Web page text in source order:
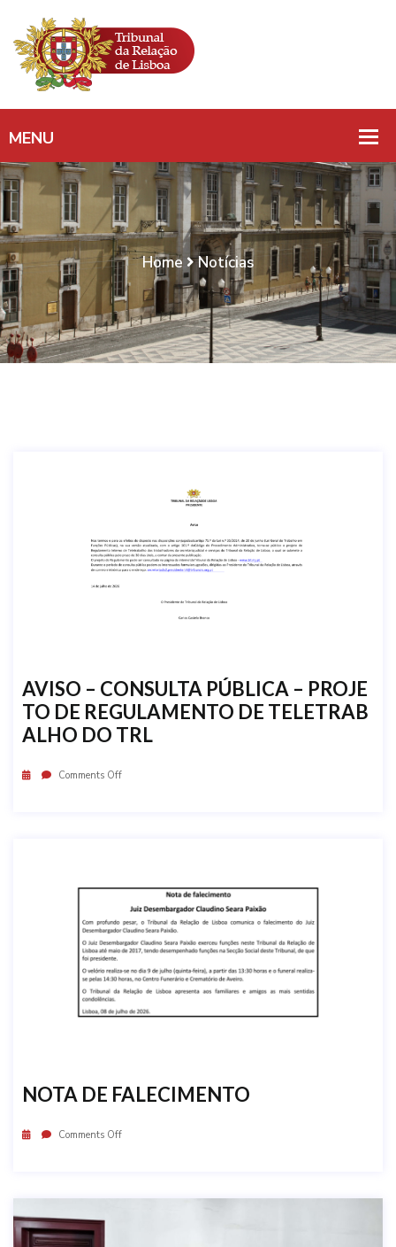
Home Notícias
AVISO – CONSULTA PÚBLICA – PROJE
TO DE REGULAMENTO DE TELETRAB
ALHO DO TRL
Comments Off
NOTA DE FALECIMENTO
Comments Off